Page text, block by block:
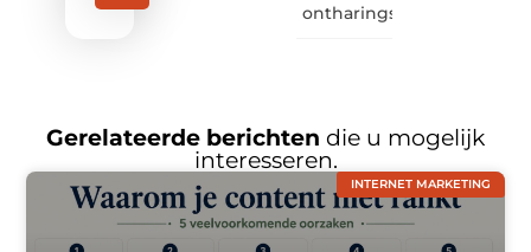
ontharingslaser?
Gerelateerde berichten die u mogelijk
interesseren.
INTERNET MARKETING